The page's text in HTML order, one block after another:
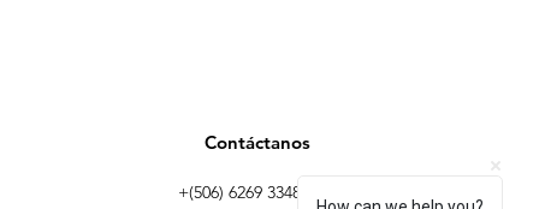
Contáctanos
+(506) 6269 3348 |